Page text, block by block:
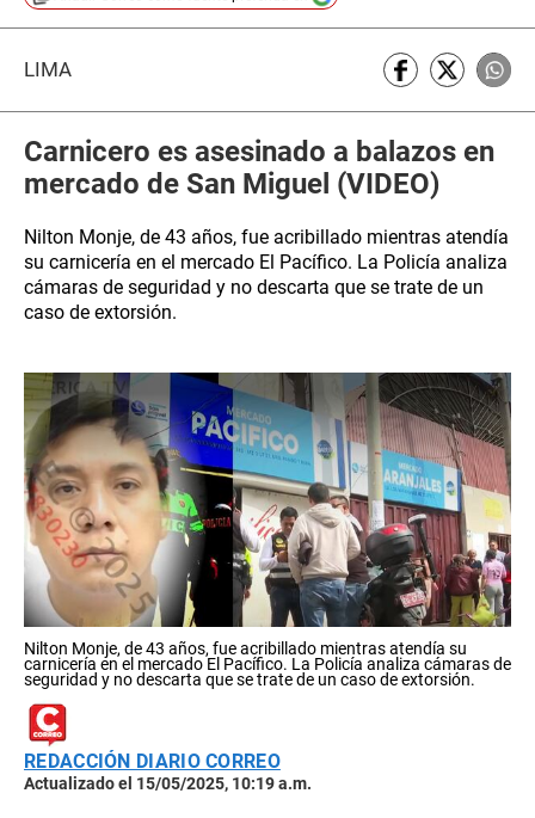
LIMA
Carnicero es asesinado a balazos en
mercado de San Miguel (VIDEO)
Nilton Monje, de 43 años, fue acribillado mientras atendía
su carnicería en el mercado El Pacífico. La Policía analiza
cámaras de seguridad y no descarta que se trate de un
caso de extorsión.
Nilton Monje, de 43 años, fue acribillado mientras atendía su
carnicería en el mercado El Pacífico. La Policía analiza cámaras de
seguridad y no descarta que se trate de un caso de extorsión.
REDACCIÓN DIARIO CORREO
Actualizado el 15/05/2025, 10:19 a.m.